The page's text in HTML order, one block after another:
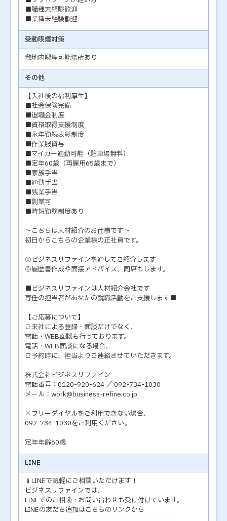
■職種未経験歓迎
■業種未経験歓迎
受動喫煙対策
敷地内喫煙可能場所あり
その他
【入社後の福利厚生】
■社会保険完備
■退職金制度
■資格取得支援制度
■永年勤続表彰制度
■作業服貸与
■マイカー通勤可能（駐車場無料）
■定年60歳（再雇用65歳まで）
■家族手当
■通勤手当
■残業手当
■副業可
■時短勤務制度あり
ーーー
～こちらは人材紹介のお仕事です～
初日からこちらの企業様の正社員です。
◎ビジネスリファインを通してご紹介します
◎履歴書作成や面接アドバイス、同席もします。
■ビジネスリファインは人材紹介会社です
専任の担当者があなたの就職活動をご支援します■
【ご応募について】
ご来社による登録・面談だけでなく、
電話・WEB面談も行っております。
電話・WEB面談になる場合、
ご予約時に、担当よりご連絡させていただきます。
株式会社ビジネスリファイン
電話番号：0120-920-624 ／ 092-734-1030
メール：work@business-refine.co.jp
※フリーダイヤルをご利用できない場合、
092-734-1030をご利用ください。
定年年齢60歳
LINE
📱LINEで気軽にご相談いただけます！
ビジネスリファインでは、
LINEでのご相談・お問い合わせも受け付けています。
LINEの友だち追加はこちらのリンクから